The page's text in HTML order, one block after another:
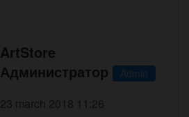
ArtStore
Администратор
Admin
23 march 2018 11:26